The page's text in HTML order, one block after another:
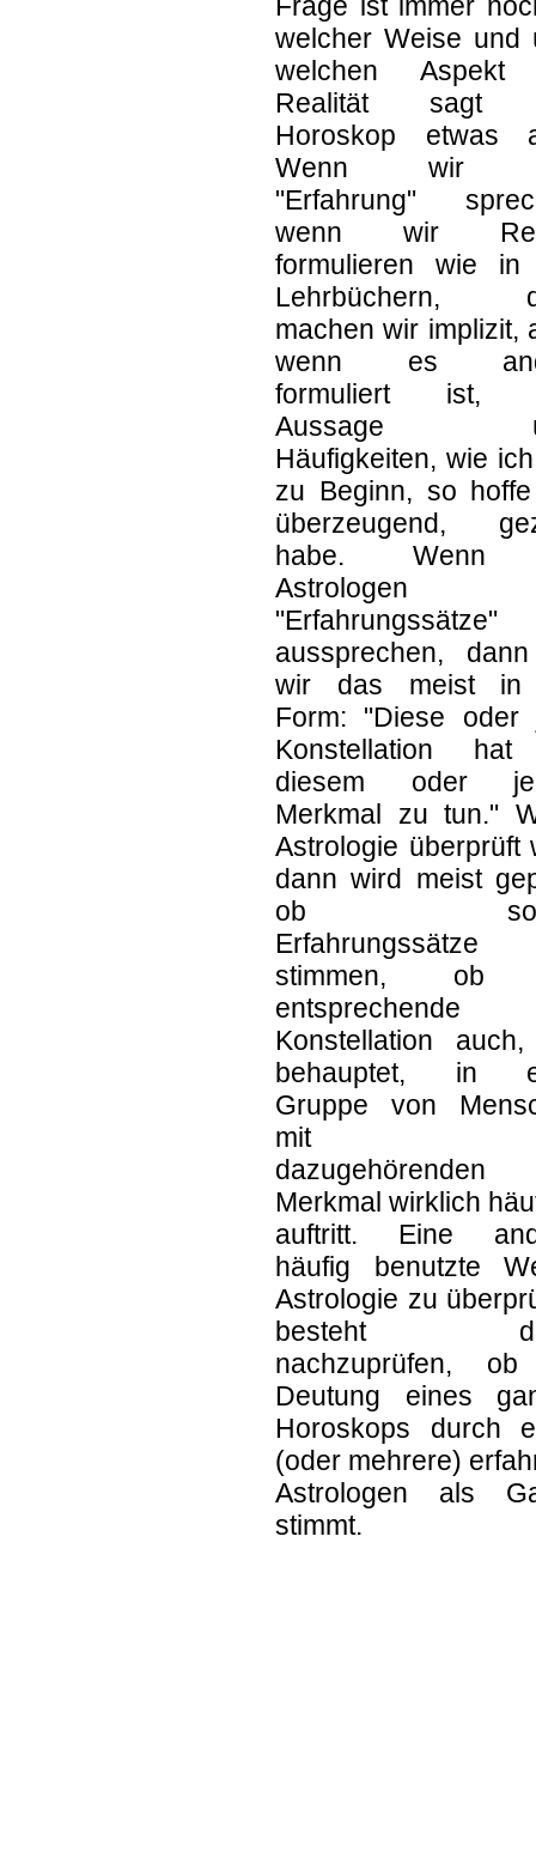
welcher Weise und
welchen Aspekt
Realität sagt
Horoskop etwas
Wenn wir
"Erfahrung"
wenn wir
formulieren wie in
Lehrbüchern,
machen wir implizit,
wenn es
formuliert ist,
Aussage
Häufigkeiten, wie
zu Beginn, so
überzeugend,
habe. Wenn
Astrologen
"Erfahrungssätze"
aussprechen,
wir das meist in
Form: "Diese oder
Konstellation
diesem oder
Merkmal zu tun."
Astrologie überprüft
dann wird meist
ob
Erfahrungssätze
stimmen, ob
entsprechende
Konstellation
behauptet, in
Gruppe von
mit
dazugehörenden
Merkmal wirklich
auftritt. Eine
häufig benutzte
Astrologie zu
besteht
nachzuprüfen,
Deutung eines
Horoskops durch
(oder mehrere)
Astrologen als
stimmt.